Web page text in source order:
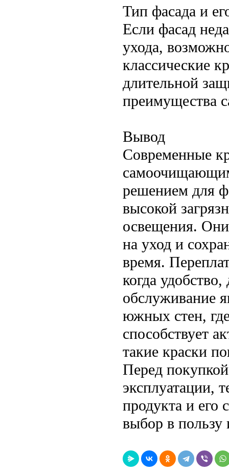
Тип фасада и
Если фасад
ухода,
классические
длительной
преимущества
Вывод
Современные
решением для
высокой
освещения. Они
на уход и
время.
когда
обслуживание
южных стен,
способствует
такие краски
Перед
эксплуатации,
продукта и его
выбор в пользу